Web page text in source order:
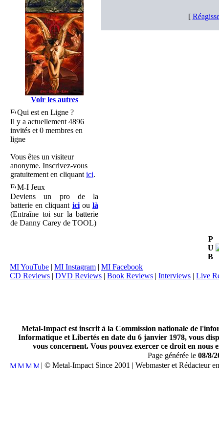
Voir les autres
Qui est en Ligne ?
Il y a actuellement 4896
invités et 0 membres en
ligne
Vous êtes un visiteur
anonyme. Inscrivez-vous
gratuitement en cliquant ici.
M-I Jeux
Deviens un pro de la
batterie en cliquant icioulà
(Entraîne toi sur la batterie
de Danny Carey de TOOL)
[
P
U
B
MI YouTube | MI Instagram | MI Facebook
CD Reviews | DVD Reviews | Book Reviews | Interviews | Live
Metal-Impact est inscrit à la Commission nationale de
Informatique et Libertés en date du 6 janvier 1978, vous
vous concernent. Vous pouvez exercer ce droit en
Page générée le 08/8/
| © Metal-Impact Since 2001 | Webmaster et Rédacteur